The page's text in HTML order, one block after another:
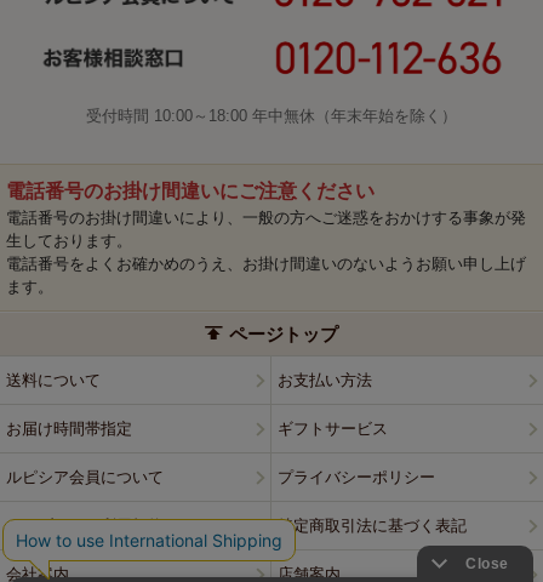
受付時間 10:00～18:00 年中無休（年末年始を除く）
電話番号のお掛け間違いにご注意ください
電話番号のお掛け間違いにより、一般の方へご迷惑をおかけする事象が発
生しております。
電話番号をよくお確かめのうえ、お掛け間違いのないようお願い申し上げ
ます。
ページトップ
送料について お支払い方法
お届け時間帯指定 ギフトサービス
ルピシア会員について プライバシーポリシー
ウェブサイト利用規約 特定商取引法に基づく表記
会社案内 店舗案内